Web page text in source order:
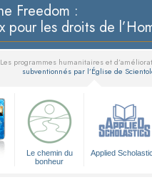
Freedom :
pour les droits de
Les programmes humanitaires et
subventionnés par l’Église de
Le chemin du
bonheur
Applied